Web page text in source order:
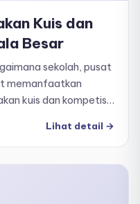
Kuis dan
Besar
sekolah, pusat
memanfaatkan
kuis dan kompetisi
Lihat detail →